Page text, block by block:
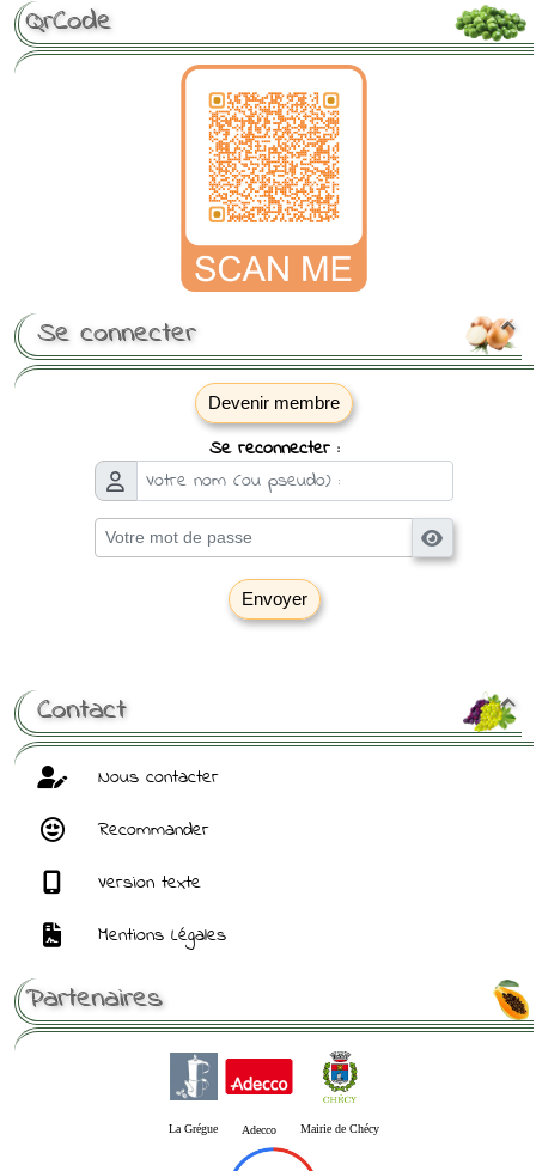
QrCode

Se connecter
Devenir membre
Se reconnecter :
Envoyer

Contact
Nous contacter
Recommander
Version texte
Mentions Légales
Partenaires
La Grégue Adecco Mairie de Chécy